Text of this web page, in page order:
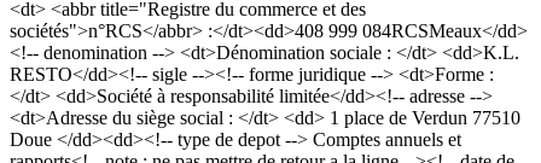
<dt> <abbr title="Registre du commerce et des
sociétés">n°RCS</abbr> :</dt><dd>408 999 084RCSMeaux</dd>
<!-- denomination --> <dt>Dénomination sociale : </dt> <dd>K.L.
RESTO</dd><!-- sigle --><!-- forme juridique --> <dt>Forme :
</dt> <dd>Société à responsabilité limitée</dd><!-- adresse -->
<dt>Adresse du siège social : </dt> <dd> 1 place de Verdun 77510
Doue </dd><dd><!-- type de depot --> Comptes annuels et